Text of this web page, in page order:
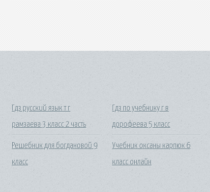
Гдз русский язык т г
рамзаева 3 класс 2 часть
Решебник для богдановой 9
класс
Гдз по учебнику г в
дорофеева 5 класс
Учебник оксаны карпюк 6
класс онлайн